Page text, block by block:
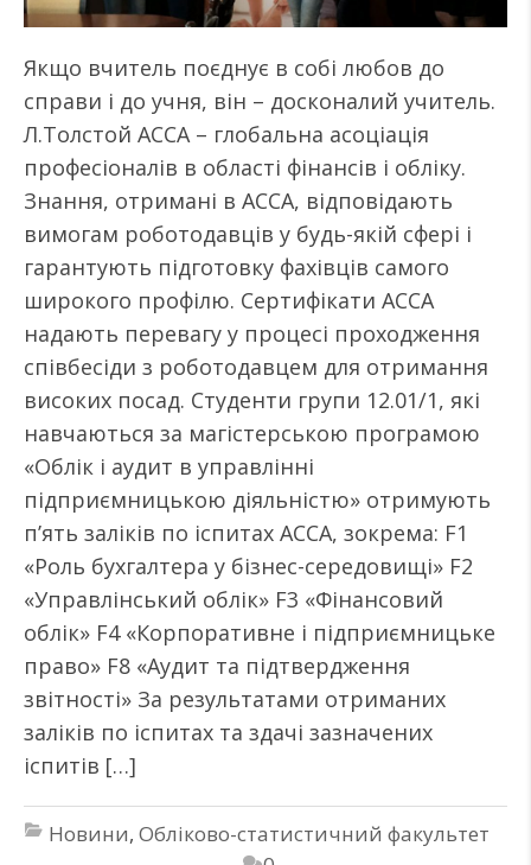
Якщо вчитель поєднує в собі любов до
справи і до учня, він – досконалий учитель.
Л.Толстой АССА – глобальна асоціація
професіоналів в області фінансів і обліку.
Знання, отримані в АССА, відповідають
вимогам роботодавців у будь-якій сфері і
гарантують підготовку фахівців самого
широкого профілю. Сертифікати АССА
надають перевагу у процесі проходження
співбесіди з роботодавцем для отримання
високих посад. Студенти групи 12.01/1, які
навчаються за магістерською програмою
«Облік і аудит в управлінні
підприємницькою діяльністю» отримують
п’ять заліків по іспитах АССА, зокрема: F1
«Роль бухгалтера у бізнес-середовищі» F2
«Управлінський облік» F3 «Фінансовий
облік» F4 «Корпоративне і підприємницьке
право» F8 «Аудит та підтвердження
звітності» За результатами отриманих
заліків по іспитах та здачі зазначених
іспитів […]
Новини, Обліково-статистичний факультет